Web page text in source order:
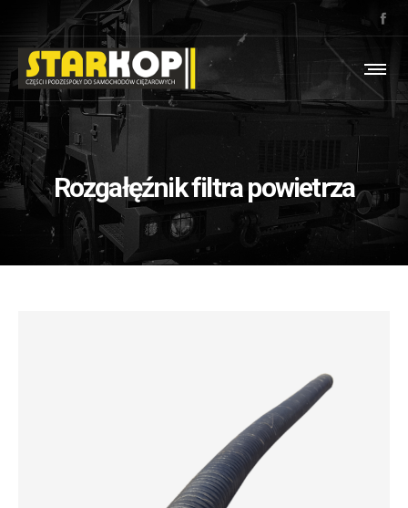
Rozgałęźnik filtra powietrza